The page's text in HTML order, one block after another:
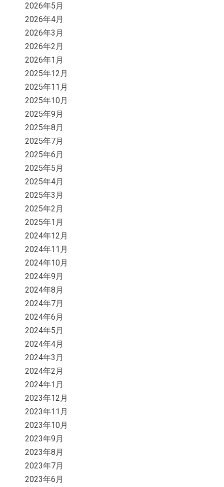
2026年5月
2026年4月
2026年3月
2026年2月
2026年1月
2025年12月
2025年11月
2025年10月
2025年9月
2025年8月
2025年7月
2025年6月
2025年5月
2025年4月
2025年3月
2025年2月
2025年1月
2024年12月
2024年11月
2024年10月
2024年9月
2024年8月
2024年7月
2024年6月
2024年5月
2024年4月
2024年3月
2024年2月
2024年1月
2023年12月
2023年11月
2023年10月
2023年9月
2023年8月
2023年7月
2023年6月